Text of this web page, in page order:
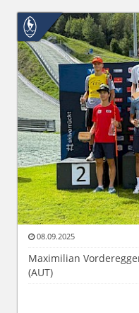
08.09.2025
Maximilian
(AUT)